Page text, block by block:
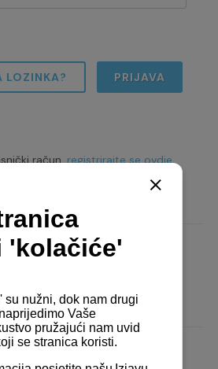
LOZINKA? PRIJAVA
račun,registrirajte se ovdje.